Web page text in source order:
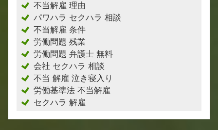
不当解雇 理由
パワハラ セクハラ 相談
不当解雇 条件
労働問題 残業
労働問題 弁護士 無料
会社 セクハラ 相談
不当 解雇 泣き寝入り
労働基準法 不当解雇
セクハラ 解雇